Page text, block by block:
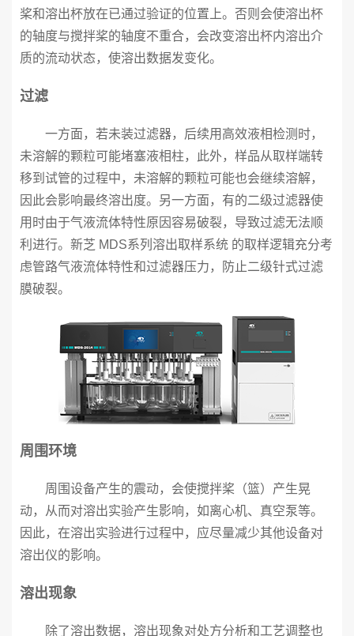
桨和溶出杯放在已通过验证的位置上。否则会使溶出杯
的轴度与搅拌桨的轴度不重合，会改变溶出杯内溶出介
质的流动状态，使溶出数据发变化。
过滤
一方面，若未装过滤器，后续用高效液相检测时，
未溶解的颗粒可能堵塞液相柱，此外，样品从取样端转
移到试管的过程中，未溶解的颗粒可能也会继续溶解，
因此会影响最终溶出度。另一方面，有的二级过滤器使
用时由于气液流体特性原因容易破裂，导致过滤无法顺
利进行。新芝 MDS系列溶出取样系统 的取样逻辑充分考
虑管路气液流体特性和过滤器压力，防止二级针式过滤
膜破裂。
周围环境
周围设备产生的震动，会使搅拌桨（篮）产生晃
动，从而对溶出实验产生影响，如离心机、真空泵等。
因此，在溶出实验进行过程中，应尽量减少其他设备对
溶出仪的影响。
溶出现象
除了溶出数据，溶出现象对处方分析和工艺调整也